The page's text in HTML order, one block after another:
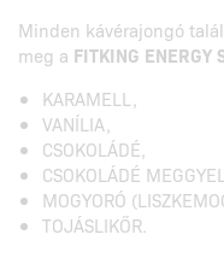
Minden kávérajongó
meg a FITKING ENERGY
KARAMELL,
VANÍLIA,
CSOKOLÁDÉ,
CSOKOLÁDÉ MEGGYEL,
MOGYORÓ
TOJÁSLIKŐR.